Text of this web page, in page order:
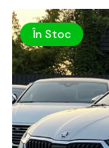
În Stoc